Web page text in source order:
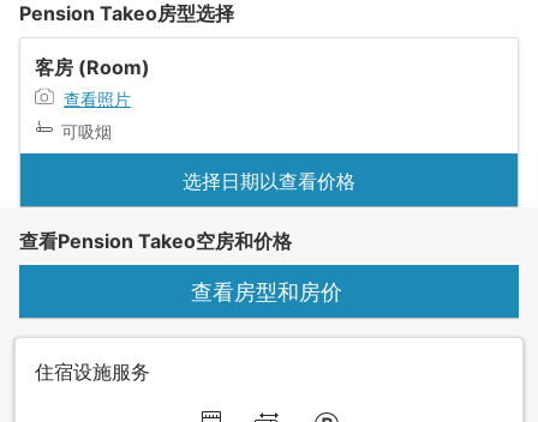
Pension Takeo房型选择
客房 (Room)
查看照片
可吸烟
选择日期以查看价格
查看Pension Takeo空房和价格
查看房型和房价
住宿设施服务